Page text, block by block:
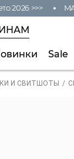
2026 >>>
Sale
И СВИТШОТЫ /